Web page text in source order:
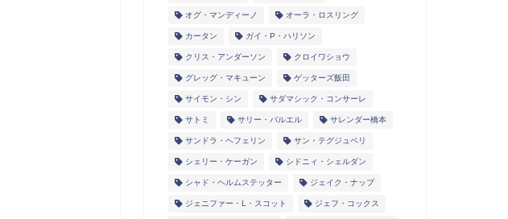
オグ・マンディーノ オーラ・ロスリング
カータン ガイ・P・ハリソン
クリス・アンダーソン クロイワショウ
グレッグ・マキューン ゲッターズ飯田
サイモン・シン サダマシック・コンサーレ
サトミ サリー・バルエル サレンダー橋本
サンドラ・ヘフェリン サン・テグジュペリ
シェリー・ケーガン シドニィ・シェルダン
シャド・ヘルムステッター ジェイク・ナップ
ジェニファー・L・スコット ジェフ・コックス